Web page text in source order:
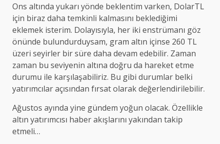
Ons altında yukarı yönde beklentim varken, DolarTL
için biraz daha temkinli kalmasını beklediğimi
eklemek isterim. Dolayısıyla, her iki enstrümanı göz
önünde bulundurduysam, gram altın içinse 260 TL
üzeri seyirler bir süre daha devam edebilir. Zaman
zaman bu seviyenin altına doğru da hareket etme
durumu ile karşılaşabiliriz. Bu gibi durumlar belki
yatırımcılar açısından fırsat olarak değerlendirilebilir.
Ağustos ayında yine gündem yoğun olacak. Özellikle
altın yatırımcısı haber akışlarını yakından takip
etmeli…